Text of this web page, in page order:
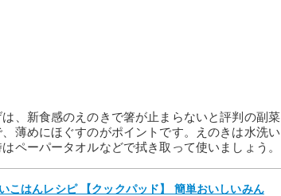
、新食感のえのきで箸が止まらないと評判の副菜
薄めにほぐすのがポイントです。えのきは水洗い
ペーパータオルなどで拭き取って使いましょう。
こはんレシピ 【クックパッド】 簡単おいしいみん